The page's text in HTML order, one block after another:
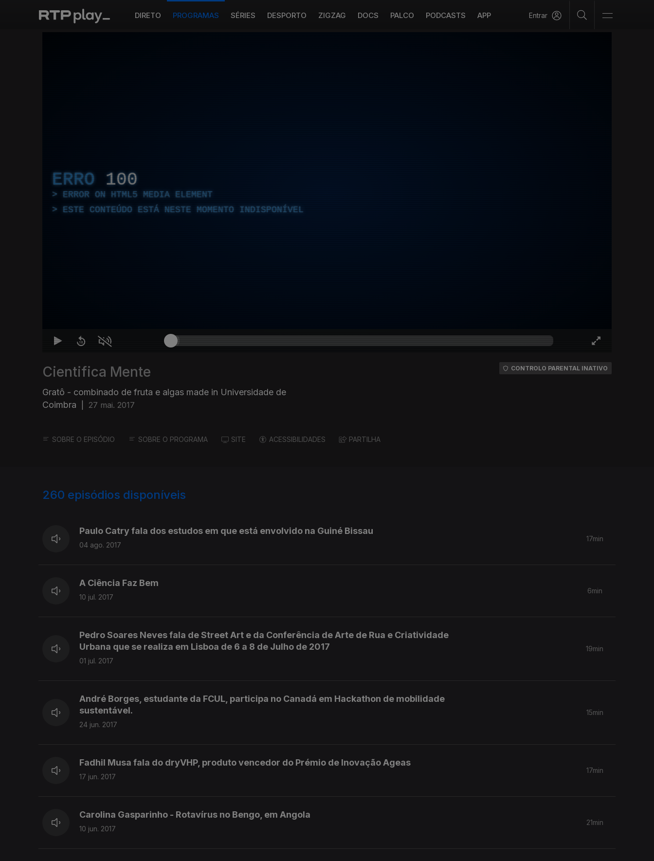
DIRETO PROGRAMAS SÉRIES DESPORTO ZIGZAG DOCS PALCO PODCASTS APP Entrar
ERRO 100
ERROR ON HTML5 MEDIA ELEMENT
ESTE CONTEÚDO ESTÁ NESTE MOMENTO INDISPONÍVEL
Cientifica Mente
Gratô - combinado de fruta e algas made in Universidade de
Coimbra
27 mai. 2017
CONTROLO PARENTAL INATIVO
SOBRE O EPISÓDIO SOBRE O PROGRAMA SITE ACESSIBILIDADES PARTILHA
260 episódios disponíveis
Paulo Catry fala dos estudos em que está envolvido na Guiné Bissau
04 ago. 2017
17min
A Ciência Faz Bem
10 jul. 2017
6min
Pedro Soares Neves fala de Street Art e da Conferência de Arte de Rua e Criatividade
Urbana que se realiza em Lisboa de 6 a 8 de Julho de 2017
01 jul. 2017
19min
André Borges, estudante da FCUL, participa no Canadá em Hackathon de mobilidade
sustentável.
24 jun. 2017
15min
Fadhil Musa fala do dryVHP, produto vencedor do Prémio de Inovação Ageas
17 jun. 2017
17min
Carolina Gasparinho - Rotavírus no Bengo, em Angola
10 jun. 2017
21min